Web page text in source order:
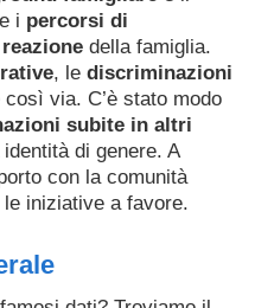
i percorsi di
reazione della famiglia.
, le discriminazioni
così via. C’è stato modo
subite in altri
di genere. A
con la comunità
iniziative a favore.